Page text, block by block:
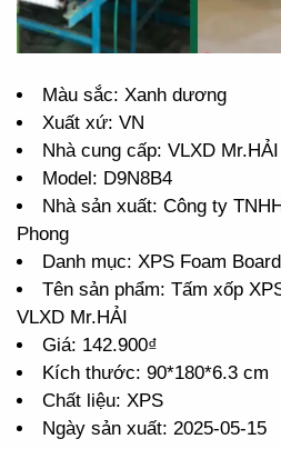
Màu sắc: Xanh dương
Xuất xứ: VN
Nhà cung cấp: VLXD Mr.HẢI
Model: D9N8B4
Nhà sản xuất: Công ty
Phong
Danh mục: XPS Foam Board
Tên sản phẩm: Tấm xốp
VLXD Mr.HẢI
Giá: 142.900₫
Kích thước: 90*180*6.3 cm
Chất liệu: XPS
Ngày sản xuất: 2025-05-15